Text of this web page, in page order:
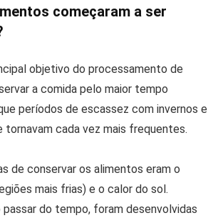
começaram a ser
objetivo do processamento de
a comida pelo maior tempo
períodos de escassez com invernos e
tornavam cada vez mais frequentes.
de conservar os alimentos eram o
mais frias) e o calor do sol.
do tempo, foram desenvolvidas